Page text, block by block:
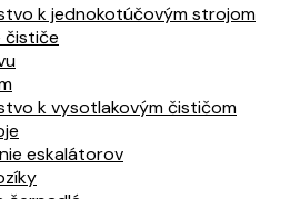
k jednokotúčovým strojom
čističe
k vysotlakovým čističom
eskalátorov